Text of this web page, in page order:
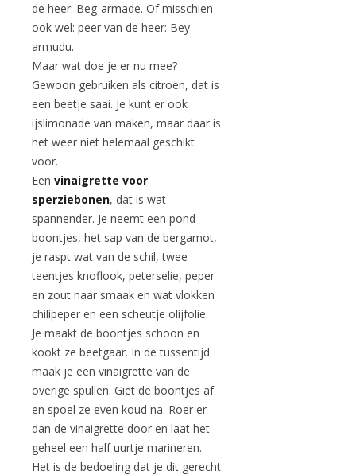
de heer: Beg-armade. Of misschien
ook wel: peer van de heer: Bey
armudu.
Maar wat doe je er nu mee?
Gewoon gebruiken als citroen, dat is
een beetje saai. Je kunt er ook
ijslimonade van maken, maar daar is
het weer niet helemaal geschikt
voor.
Een vinaigrette voor
sperziebonen, dat is wat
spannender. Je neemt een pond
boontjes, het sap van de bergamot,
je raspt wat van de schil, twee
teentjes knoflook, peterselie, peper
en zout naar smaak en wat vlokken
chilipeper en een scheutje olijfolie.
Je maakt de boontjes schoon en
kookt ze beetgaar. In de tussentijd
maak je een vinaigrette van de
overige spullen. Giet de boontjes af
en spoel ze even koud na. Roer er
dan de vinaigrette door en laat het
geheel een half uurtje marineren.
Het is de bedoeling dat je dit gerecht